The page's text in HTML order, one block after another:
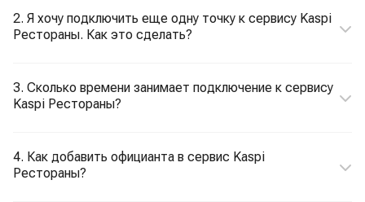
2. Я хочу подключить еще одну точку к сервису Kaspi
Рестораны. Как это сделать?
3. Сколько времени занимает подключение к сервису
Kaspi Рестораны?
4. Как добавить официанта в сервис Kaspi
Рестораны?